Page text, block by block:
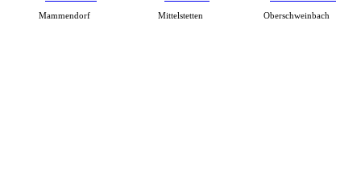
Mammendorf Mittelstetten Oberschweinbach